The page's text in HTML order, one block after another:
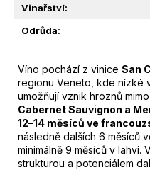
Vinařství:
Odrůda:
Víno pochází z vinice San
regionu Veneto, kde nízké
umožňují vznik hroznů
Cabernet Sauvignon a
12–14 měsíců ve
následně dalších 6 měsíců
minimálně 9 měsíců v
strukturou a potenciálem
BELLO
0,20L
Kč